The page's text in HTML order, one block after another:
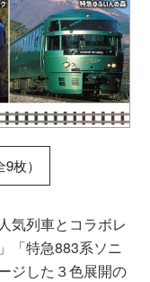
枚）
気列車とコラボレ
「特急883系ソニ
ジした３色展開の